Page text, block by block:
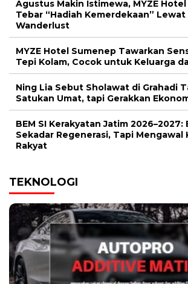
Agustus Makin Istimewa, MYZE
Tebar “Hadiah Kemerdekaan”
Wanderlust
MYZE Hotel Sumenep Tawarkan
Tepi Kolam, Cocok untuk Keluarga
Ning Lia Sebut Sholawat di Grahadi
Satukan Umat, tapi Gerakkan
BEM SI Kerakyatan Jatim 2026–2027:
Sekadar Regenerasi, Tapi
Rakyat
TEKNOLOGI